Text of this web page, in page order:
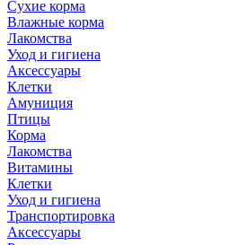
Сухие корма
Влажные корма
Лакомства
Уход и гигиена
Аксессуары
Клетки
Амуниция
Птицы
Корма
Лакомства
Витамины
Клетки
Уход и гигиена
Транспортировка
Аксессуары